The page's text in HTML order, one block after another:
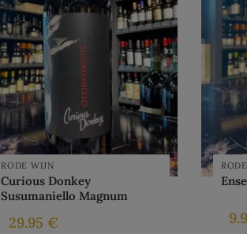
RODE WIJN
Curious Donkey
Susumaniello Magnum
29.95 €